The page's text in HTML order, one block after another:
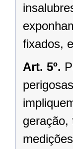
fixados,
Art. 5º.
geração,